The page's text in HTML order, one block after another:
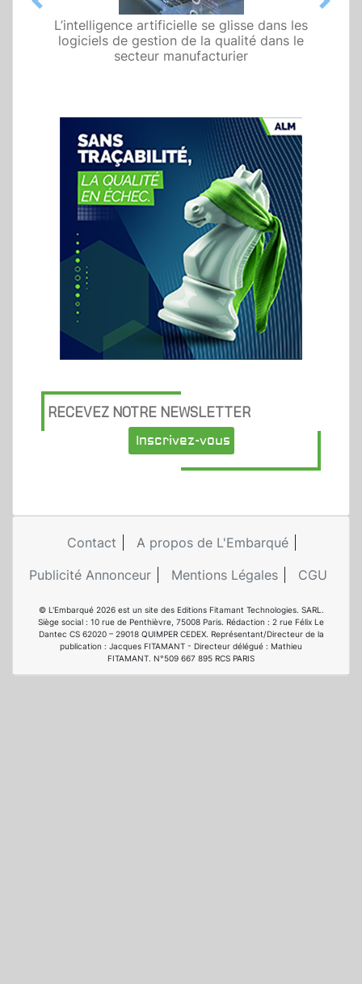
L’intelligence artificielle se glisse dans les
logiciels de gestion de la qualité dans le
secteur manufacturier
Previous Next
RECEVEZ NOTRE NEWSLETTER
Inscrivez-vous
Contact
A propos de L'Embarqué
Publicité Annonceur
Mentions Légales CGU
© L'Embarqué 2026 est un site des Editions Fitamant Technologies. SARL.
Siège social : 10 rue de Penthièvre, 75008 Paris. Rédaction : 2 rue Félix Le
Dantec CS 62020 – 29018 QUIMPER CEDEX. Représentant/Directeur de la
publication : Jacques FITAMANT - Directeur délégué : Mathieu
FITAMANT. N°509 667 895 RCS PARIS